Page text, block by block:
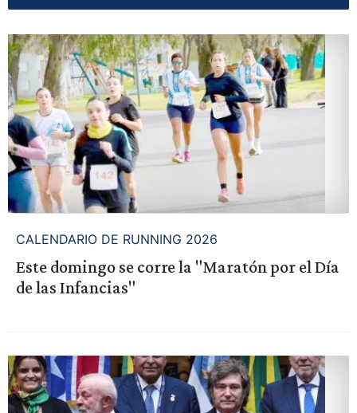
CALENDARIO DE RUNNING 2026
Este domingo se corre la "Maratón por el Día
de las Infancias"